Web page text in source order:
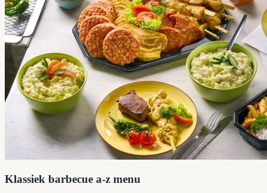
Klassiek barbecue a-z menu